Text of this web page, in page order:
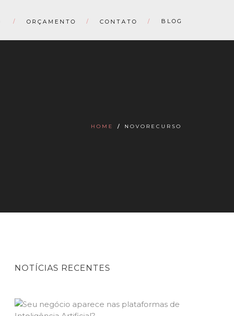
ORÇAMENTO CONTATO BLOG
HOME / NOVORECURSO
NOTÍCIAS RECENTES